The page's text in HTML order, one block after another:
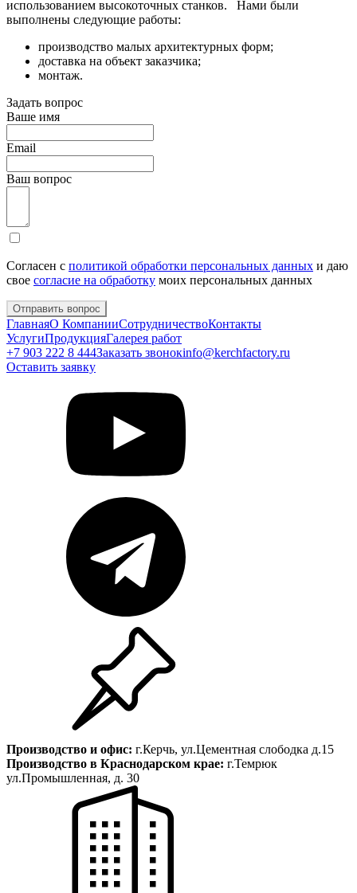
использованием высокоточных станков. Нами были
выполнены следующие работы:
производство малых архитектурных форм;
доставка на объект заказчика;
монтаж.
Задать вопрос
Ваше имя
Email
Ваш вопрос
Согласен с политикой обработки персональных данных и даю
свое согласие на обработку моих персональных данных
Отправить вопрос
ГлавнаяО КомпанииСотрудничествоКонтакты
УслугиПродукцияГалерея работ
+7 903 222 8 444Заказать звонокinfo@kerchfactory.ru
Оставить заявку
Производство и офис: г.Керчь, ул.Цементная слободка д.15
Производство в Краснодарском крае: г.Темрюк
ул.Промышленная, д. 30